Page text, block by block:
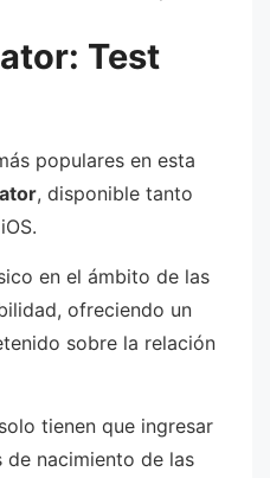
Test
populares en esta
, disponible tanto
en el ámbito de las
ofreciendo un
sobre la relación
tienen que ingresar
de nacimiento de las